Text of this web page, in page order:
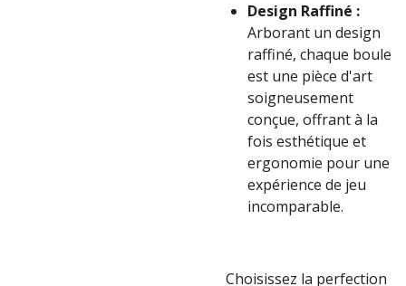
Design Raffiné :
Arborant un design
raffiné, chaque boule
est une pièce d'art
soigneusement
conçue, offrant à la
fois esthétique et
ergonomie pour une
expérience de jeu
incomparable.
Choisissez la perfection